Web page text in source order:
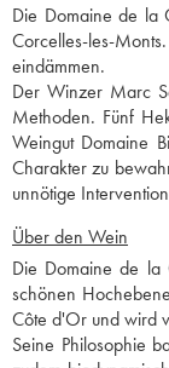
Die Domaine de la
Corcelles-les-
eindämmen.
Der Winzer Marc
Methoden. Fünf
Weingut Domaine
Charakter zu
unnötige
Über den Wein
Die Domaine de
schönen
Côte d'Or und wird
Seine Philosophie